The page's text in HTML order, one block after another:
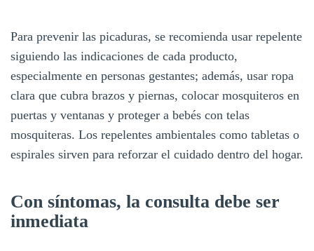
Para prevenir las picaduras, se recomienda usar repelente
siguiendo las indicaciones de cada producto,
especialmente en personas gestantes; además, usar ropa
clara que cubra brazos y piernas, colocar mosquiteros en
puertas y ventanas y proteger a bebés con telas
mosquiteras. Los repelentes ambientales como tabletas o
espirales sirven para reforzar el cuidado dentro del hogar.
Con síntomas, la consulta debe ser
inmediata